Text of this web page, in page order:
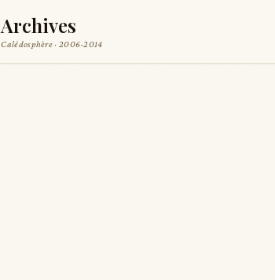
Archives
Calédosphère · 2006-2014